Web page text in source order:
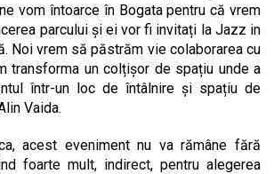
vom întoarce în Bogata pentru că vrem
parcului și ei vor fi invitați la Jazz in
Noi vrem să păstrăm vie colaborarea cu
transforma un colțișor de spațiu unde a
într-un loc de întâlnire și spațiu de
Vaida.
acest eveniment nu va rămâne fără
foarte mult, indirect, pentru alegerea